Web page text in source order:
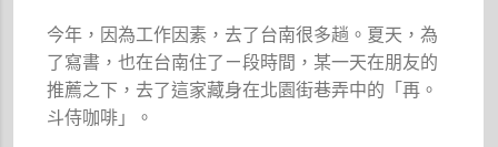
今年，因為工作因素，去了台南很多趟。夏天，為
了寫書，也在台南住了ㄧ段時間，某一天在朋友的
推薦之下，去了這家藏身在北園街巷弄中的「再。
斗侍咖啡」。